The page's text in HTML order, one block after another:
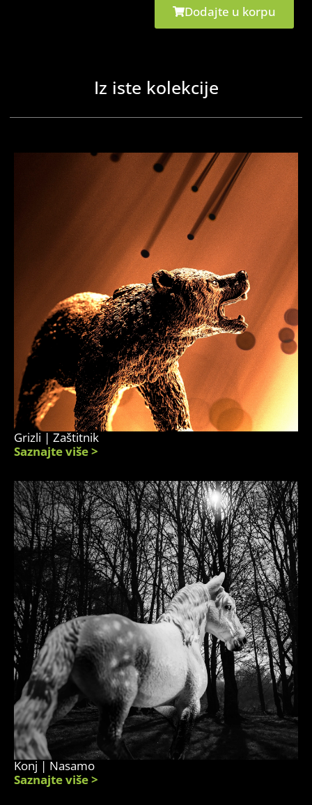
Dodajte u korpu
Iz iste kolekcije
Grizli | Zaštitnik
Saznajte više >
Konj | Nasamo
Saznajte više >